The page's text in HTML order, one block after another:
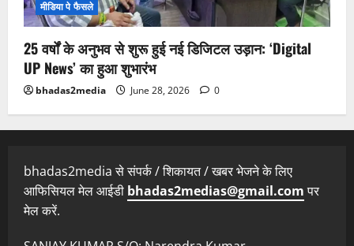
मीडिया पे फैसले
25 वर्षों के अनुभव से शुरू हुई नई डिजिटल उड़ान: ‘Digital
UP News’ का हुआ शुभारंभ
bhadas2media June 28, 2026 0
bhadas2media से संपर्क / शिकायत / खबर भेजने के लिए
आफिसियल मेल आईडी bhadas2medias@gmail.comपर
मेल करें.